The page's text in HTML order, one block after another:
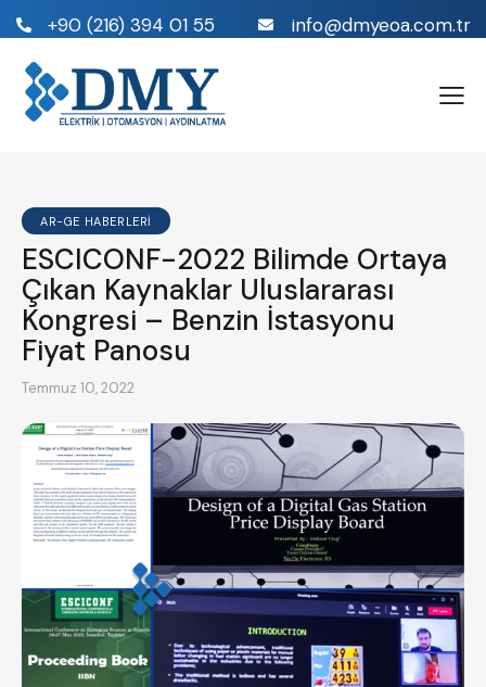
+90 (216) 394 01 55 info@dmyeoa.com.tr
AR-GE HABERLERI
ESCICONF-2022 Bilimde Ortaya
Çıkan Kaynaklar Uluslararası
Kongresi – Benzin İstasyonu
Fiyat Panosu
Temmuz 10, 2022